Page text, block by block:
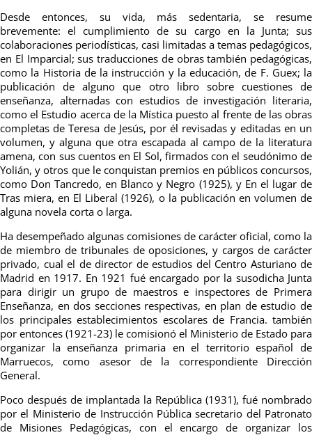
Desde entonces, su vida, más sedentaria, se resume
brevemente: el cumplimiento de su cargo en la Junta; sus
colaboraciones periodísticas, casi limitadas a temas pedagógicos,
en El Imparcial; sus traducciones de obras también pedagógicas,
como la Historia de la instrucción y la educación, de F. Guex; la
publicación de alguno que otro libro sobre cuestiones de
enseñanza, alternadas con estudios de investigación literaria,
como el Estudio acerca de la Mística puesto al frente de las obras
completas de Teresa de Jesús, por él revisadas y editadas en un
volumen, y alguna que otra escapada al campo de la literatura
amena, con sus cuentos en El Sol, firmados con el seudónimo de
Yolián, y otros que le conquistan premios en públicos concursos,
como Don Tancredo, en Blanco y Negro (1925), y En el lugar de
Tras miera, en El Liberal (1926), o la publicación en volumen de
alguna novela corta o larga.
Ha desempeñado algunas comisiones de carácter oficial, como la
de miembro de tribunales de oposiciones, y cargos de carácter
privado, cual el de director de estudios del Centro Asturiano de
Madrid en 1917. En 1921 fué encargado por la susodicha Junta
para dirigir un grupo de maestros e inspectores de Primera
Enseñanza, en dos secciones respectivas, en plan de estudio de
los principales establecimientos escolares de Francia. también
por entonces (1921-23) le comisionó el Ministerio de Estado para
organizar la enseñanza primaria en el territorio español de
Marruecos, como asesor de la correspondiente Dirección
General.
Poco después de implantada la República (1931), fué nombrado
por el Ministerio de Instrucción Pública secretario del Patronato
de Misiones Pedagógicas, con el encargo de organizar los